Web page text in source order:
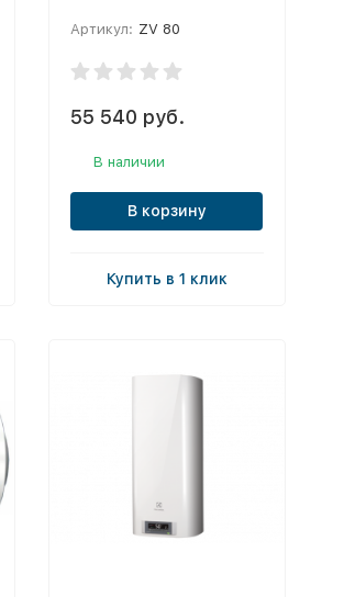
Артикул: ZV 80
55 540 руб.
В наличии
В корзину
Купить в 1 клик